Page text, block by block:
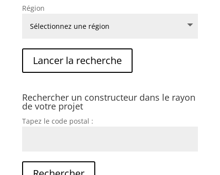
Région
Rechercher un constructeur dans le rayon
de votre projet
Tapez le code postal :